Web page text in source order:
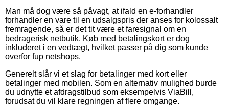
Man må dog være så påvagt, at ifald en e-forhandler
forhandler en vare til en udsalgspris der anses for kolossalt
fremragende, så er det tit være et faresignal om en
bedragerisk netbutik. Køb med betalingskort er dog
inkluderet i en vedtægt, hvilket passer på dig som kunde
overfor fup netshops.
Generelt slår vi et slag for betalinger med kort eller
betalinger med mobilen. Som en alternativ mulighed burde
du udnytte et afdragstilbud som eksempelvis ViaBill,
forudsat du vil klare regningen af flere omgange.